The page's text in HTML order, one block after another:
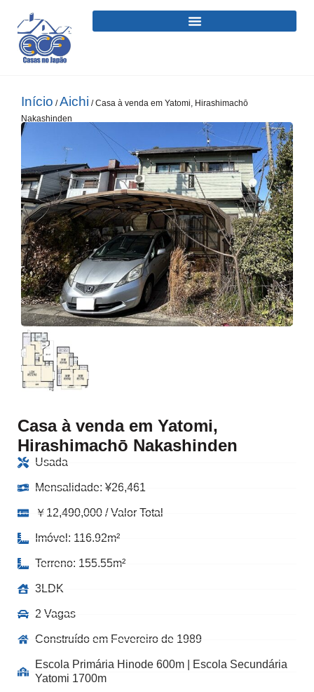
Início /Aichi / Casa à venda em Yatomi, Hirashimachō
Nakashinden
Casa à venda em Yatomi,
Hirashimachō Nakashinden
Usada
Mensalidade: ¥26,461
￥12,490,000 / Valor Total
Imóvel: 116.92m²
Terreno: 155.55m²
3LDK
2 Vagas
Construído em Fevereiro de 1989
Escola Primária Hinode 600m | Escola Secundária
Yatomi 1700m